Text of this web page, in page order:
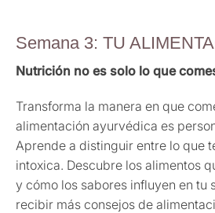
Semana 3: TU
Nutrición no es solo lo que
Transforma la manera en que
alimentación ayurvédica es
Aprende a distinguir entre lo que
intoxica. Descubre los alimentos
y cómo los sabores influyen en tu
recibir más consejos de